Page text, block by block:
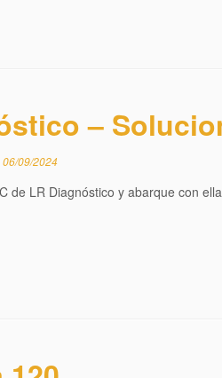
–
06/09/2024
de LR Diagnóstico y abarque con